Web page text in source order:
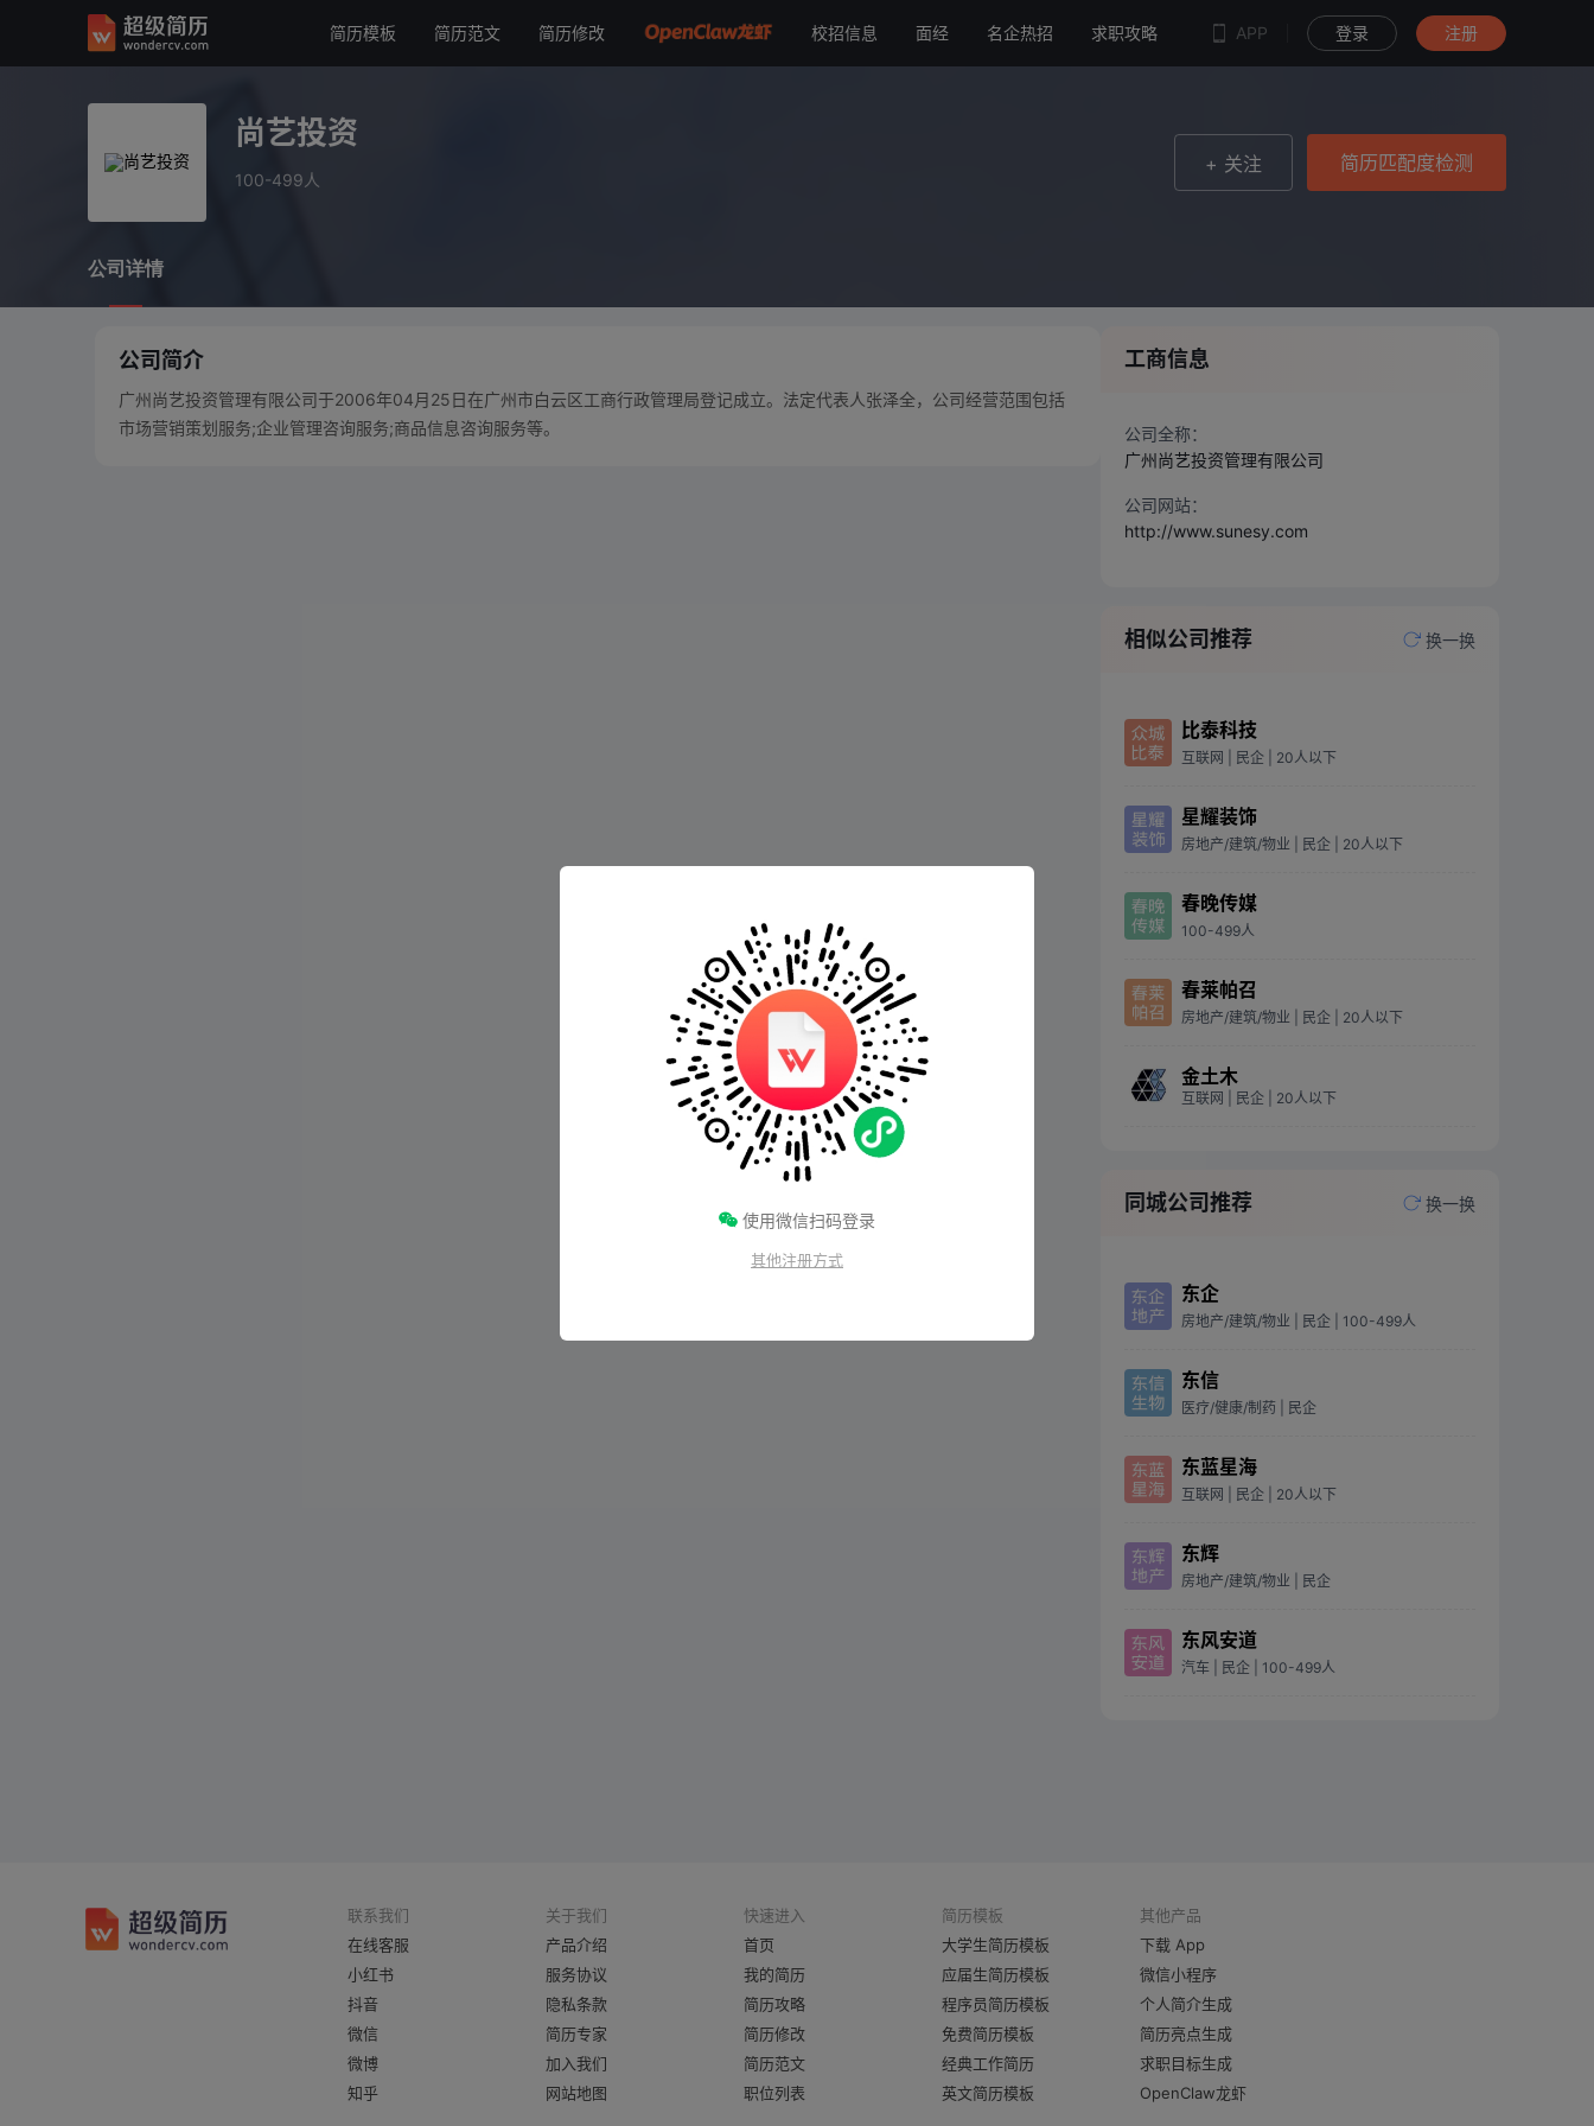
简历模板 简历范文 简历修改 校招信息 面经 名企热招 求职攻略 APP 登录 注册
尚艺投资
尚艺投资
100-499人
+ 关注 简历匹配度检测
公司详情
公司简介
广州尚艺投资管理有限公司于2006年04月25日在广州市白云区工商行政管理局登记成立。法定代表人张泽全，公司经营范围包括
市场营销策划服务;企业管理咨询服务;商品信息咨询服务等。
工商信息
公司全称：
广州尚艺投资管理有限公司
公司网站：
http://www.sunesy.com
相似公司推荐 换一换
比泰科技
互联网 | 民企 | 20人以下
星耀装饰
房地产/建筑/物业 | 民企 | 20人以下
春晚传媒
100-499人
春莱帕召
房地产/建筑/物业 | 民企 | 20人以下
金土木
互联网 | 民企 | 20人以下
同城公司推荐 换一换
东企
房地产/建筑/物业 | 民企 | 100-499人
东信
医疗/健康/制药 | 民企
东蓝星海
互联网 | 民企 | 20人以下
东辉
房地产/建筑/物业 | 民企
东风安道
汽车 | 民企 | 100-499人
使用微信扫码登录
其他注册方式
联系我们
在线客服
小红书
抖音
微信
微博
知乎
关于我们
产品介绍
服务协议
隐私条款
简历专家
加入我们
网站地图
快速进入
首页
我的简历
简历攻略
简历修改
简历范文
职位列表
简历模板
大学生简历模板
应届生简历模板
程序员简历模板
免费简历模板
经典工作简历
英文简历模板
其他产品
下载 App
微信小程序
个人简介生成
简历亮点生成
求职目标生成
OpenClaw龙虾